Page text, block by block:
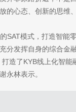
的心态、创新的思维
SAT模式，打造智能
分发挥自身的综合金
造了KYB线上化智能
永林表示。